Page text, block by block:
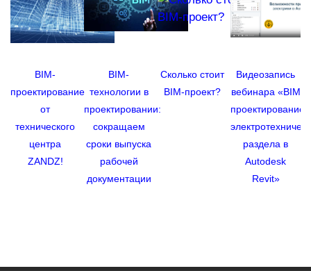
BIM-
проектирование
от
технического
центра
ZANDZ!
BIM-
технологии в
проектировании:
сокращаем
сроки выпуска
рабочей
документации
Сколько стоит
BIM-проект?
Видеозапись
вебинара «BIM
проектирование
раздела в
Autodesk
Revit»